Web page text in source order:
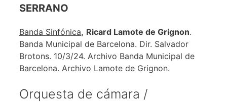
SERRANO
Banda Sinfónica, Ricard Lamote de Grignon.
Banda Municipal de Barcelona. Dir. Salvador
Brotons. 10/3/24. Archivo Banda Municipal de
Barcelona. Archivo Lamote de Grignon.
Orquesta de cámara /